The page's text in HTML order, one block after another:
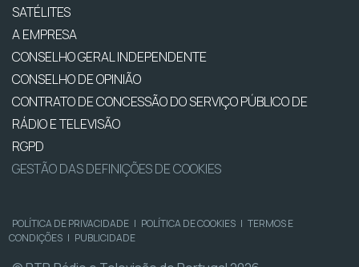
SATÉLITES
A EMPRESA
CONSELHO GERAL INDEPENDENTE
CONSELHO DE OPINIÃO
CONTRATO DE CONCESSÃO DO SERVIÇO PÚBLICO DE
RÁDIO E TELEVISÃO
RGPD
GESTÃO DAS DEFINIÇÕES DE COOKIES
POLÍTICA DE PRIVACIDADE | POLÍTICA DE COOKIES | TERMOS E
CONDIÇÕES | PUBLICIDADE